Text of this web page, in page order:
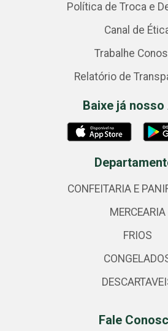
Política de Troca e
Canal de
Trabalhe
Relatório de
Baixe já nosso
CONFEITARIA E
MERCEARIA
FRIOS
Fale